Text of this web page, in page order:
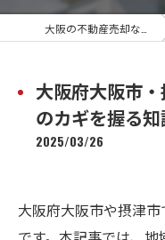
大阪府大阪市
のカギを握る
2025/03/26
大阪府大阪市や摂津